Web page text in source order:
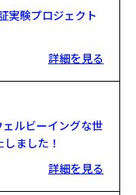
実験プロジェクト
詳細を見る
ェルビーイングな世
ました！
詳細を見る